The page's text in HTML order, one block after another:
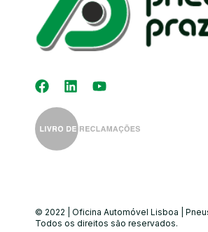
© 2022 | Oficina Automóvel Lisboa |
Todos os direitos são reservados.
Kit Distribuição